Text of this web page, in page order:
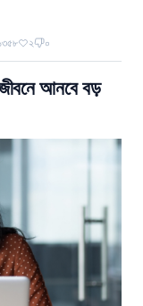
২ ০
আনবে বড়